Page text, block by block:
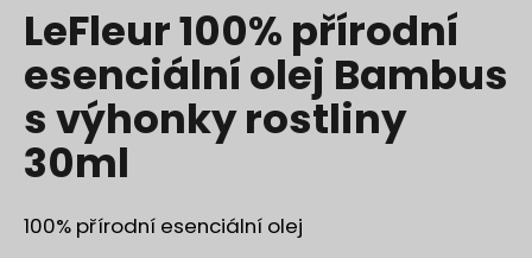
produktu
je
z
5
hvězdiček.
LeFleur 100% přírodní
esenciální olej Bambus
s výhonky rostliny
30ml
100% přírodní esenciální olej
D
o
p
o
r
u
u